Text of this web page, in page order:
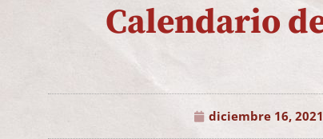
Calendario
diciembre 16, 2021